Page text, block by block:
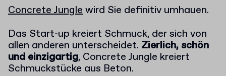
Concrete Junglewird Sie definitiv umhauen.
Das Start-up kreiert Schmuck, der sich von
allen anderen unterscheidet. Zierlich, schön
und einzigartig, Concrete Jungle kreiert
Schmuckstücke aus Beton.